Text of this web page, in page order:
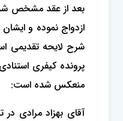
بعد از عقد مشخص
ازدواج نموده و
شرح لایحه تقدیمی
منعکس شده است: